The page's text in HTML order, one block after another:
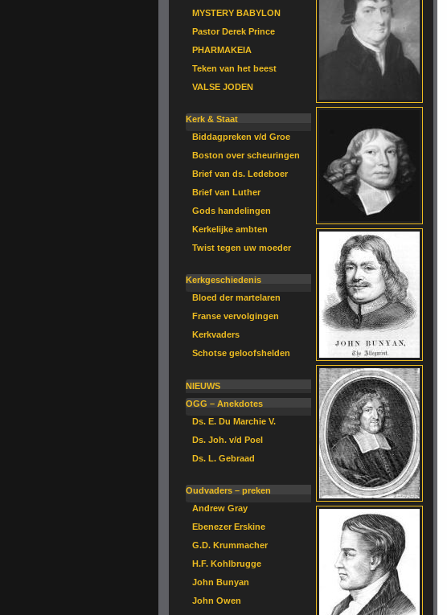
MYSTERY BABYLON
Pastor Derek Prince
PHARMAKEIA
Teken van het beest
VALSE JODEN
Kerk & Staat
Biddagpreken v/d Groe
Boston over scheuringen
Brief van ds. Ledeboer
Brief van Luther
Gods handelingen
Kerkelijke ambten
Twist tegen uw moeder
Kerkgeschiedenis
Bloed der martelaren
Franse vervolgingen
Kerkvaders
Schotse geloofshelden
NIEUWS
OGG – Anekdotes
Ds. E. Du Marchie V.
Ds. Joh. v/d Poel
Ds. L. Gebraad
Oudvaders – preken
Andrew Gray
Ebenezer Erskine
G.D. Krummacher
H.F. Kohlbrugge
John Bunyan
John Owen